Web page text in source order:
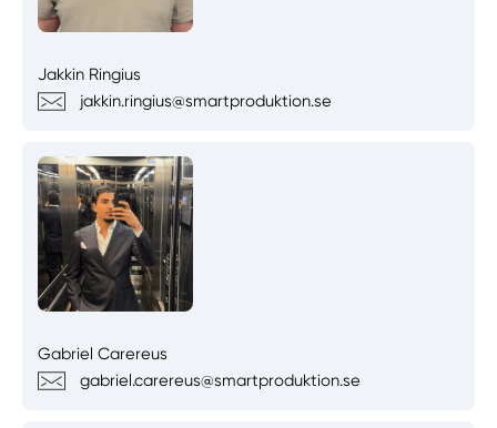
Jakkin Ringius
jakkin.ringius@smartproduktion.se
Gabriel Carereus
gabriel.carereus@smartproduktion.se